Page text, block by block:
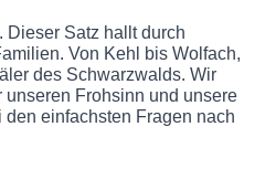
Dieser Satz hallt durch
Von Kehl bis Wolfach,
des Schwarzwalds. Wir
unseren Frohsinn und unsere
einfachsten Fragen nach